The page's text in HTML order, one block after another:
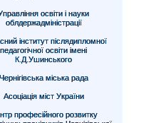
освіти і науки
облдержадміністрації
інститут післядипломної
педагогічної освіти імені
К.Д.Ушинського
Чернігівська міська рада
Асоціація міст України
професійного розвитку